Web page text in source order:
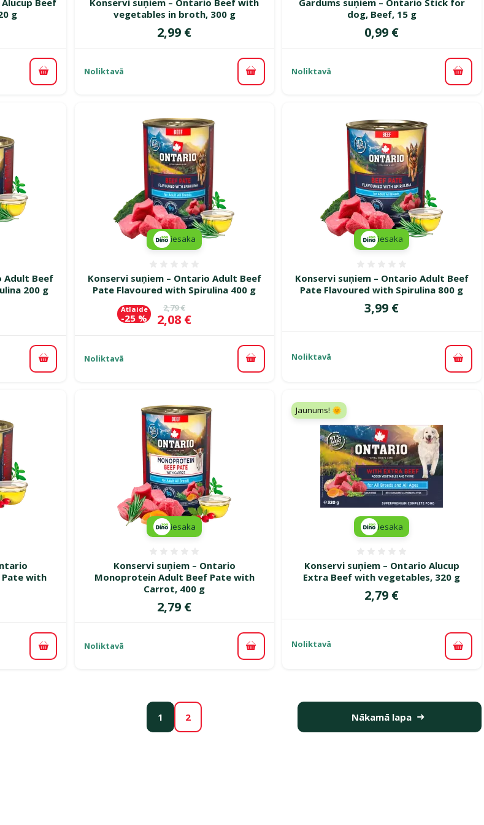
g
Pievienot grozam
vegetables in broth, 300 g
Cena
2,99 €
Noliktavā Pievienot grozam
dog, Beef, 15 g
Cena
0,99 €
Noliktavā
Adult Beef
200 g
Pievienot grozam
Konservi suņiem – Ontario Adult Beef
Pate Flavoured with Spirulina 400 g
Oriģinālā cena
2,79 €
Cena
2,08 €
Atlaide
-25 %
iesaka
Noliktavā Pievienot grozam
Konservi suņiem – Ontario Adult Beef
Pate Flavoured with Spirulina 800 g
Cena
3,99 €
iesaka
Noliktavā
with
Pievienot grozam
Konservi suņiem – Ontario
Monoprotein Adult Beef Pate with
Carrot, 400 g
Cena
2,79 €
iesaka
Noliktavā Pievienot grozam
Konservi suņiem – Ontario Alucup
Extra Beef with vegetables, 320 g
Cena
2,79 €
Jaunums! 🌞
iesaka
Noliktavā
1 2 Nākamā lapa